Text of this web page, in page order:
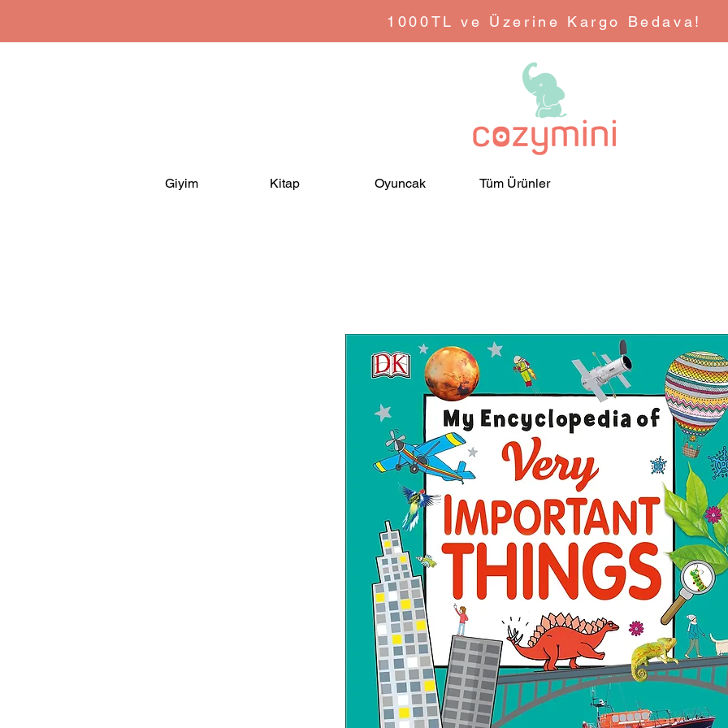
1000TL ve Üzerine Kargo Bedava!
Giyim Kitap Oyuncak Tüm Ürünler